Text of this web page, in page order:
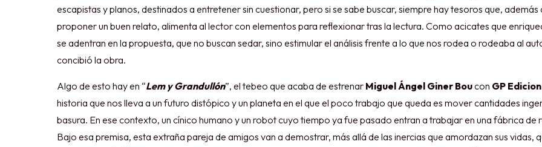
escapistas y planos, destinados a entretener sin cuestionar, pero si se sabe buscar, siempre hay tesoros que, además
proponer un buen relato, alimenta al lector con elementos para reflexionar tras la lectura. Como acicates que
se adentran en la propuesta, que no buscan sedar, sino estimular el análisis frente a lo que nos rodea o rodeaba al
concibió la obra.
Algo de esto hay en “Lem y Grandullón”, el tebeo que acaba de estrenar Miguel Ángel Giner Boucon GP
historia que nos lleva a un futuro distópico y un planeta en el que el poco trabajo que queda es mover cantidades
basura. En ese contexto, un cínico humano y un robot cuyo tiempo ya fue pasado entran a trabajar en una fábrica de
Bajo esa premisa, esta extraña pareja de amigos van a demostrar, más allá de las inercias que amordazan sus vidas,